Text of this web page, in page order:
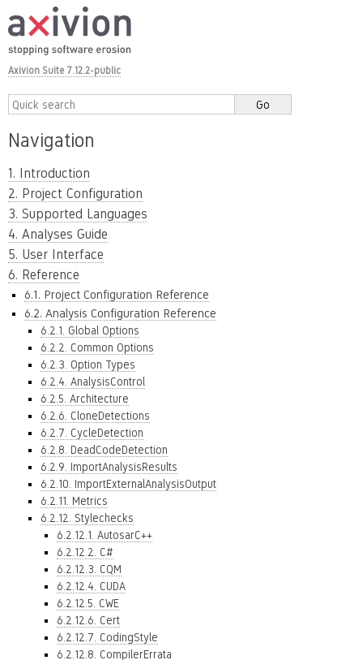
Axivion Suite 7.12.2-public
Navigation
1. Introduction
2. Project Configuration
3. Supported Languages
4. Analyses Guide
5. User Interface
6. Reference
6.1. Project Configuration Reference
6.2. Analysis Configuration Reference
6.2.1. Global Options
6.2.2. Common Options
6.2.3. Option Types
6.2.4. AnalysisControl
6.2.5. Architecture
6.2.6. CloneDetections
6.2.7. CycleDetection
6.2.8. DeadCodeDetection
6.2.9. ImportAnalysisResults
6.2.10. ImportExternalAnalysisOutput
6.2.11. Metrics
6.2.12. Stylechecks
6.2.12.1. AutosarC++
6.2.12.2. C#
6.2.12.3. CQM
6.2.12.4. CUDA
6.2.12.5. CWE
6.2.12.6. Cert
6.2.12.7. CodingStyle
6.2.12.8. CompilerErrata